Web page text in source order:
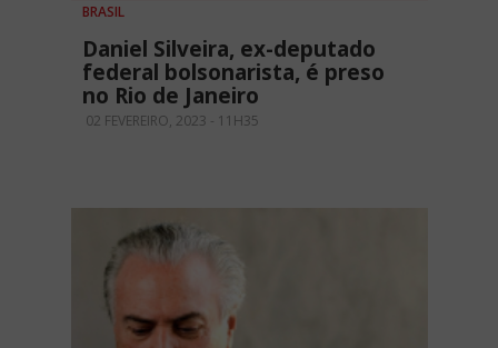
BRASIL
Daniel Silveira, ex-deputado
federal bolsonarista, é preso
no Rio de Janeiro
02 FEVEREIRO, 2023 - 11H35